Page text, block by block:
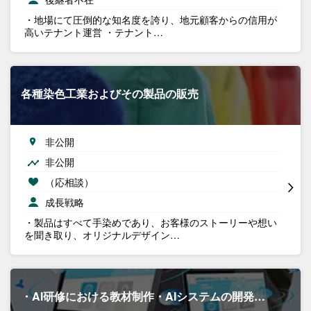
・地場にて圧倒的な知名度を誇り、地元顧客からの信用が
高いテナント運営 ・テナント…
各種染色工業およびその製品の販売
非公開
非公開
（応相談）
成長戦略
・製品はすべて手染めであり、お客様のストーリーや想い
を聞き取り、オリジナルデザイン…
・AI研修における教材制作・AIシステムの開発…